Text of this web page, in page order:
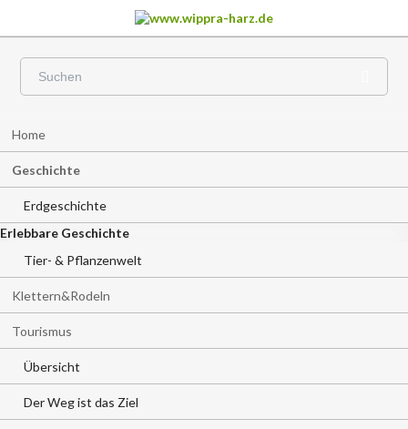
überspringen
Home
Geschichte
Erdgeschichte
Erlebbare Geschichte
Tier- & Pflanzenwelt
Klettern&Rodeln
Tourismus
Übersicht
Der Weg ist das Ziel